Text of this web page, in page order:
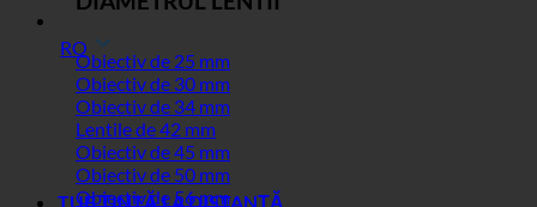
RO
Obiectiv de 25 mm
Obiectiv de 30 mm
Obiectiv de 34 mm
Lentile de 42 mm
Obiectiv de 45 mm
Obiectiv de 50 mm
Obiectiv de 56 mm
TUB ȚINTĂ LA DISTANȚĂ